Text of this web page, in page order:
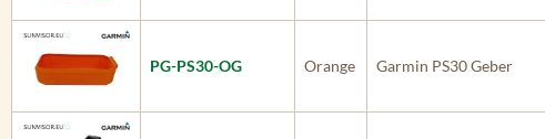
PG-PS30-OG Orange Garmin PS30 Geber